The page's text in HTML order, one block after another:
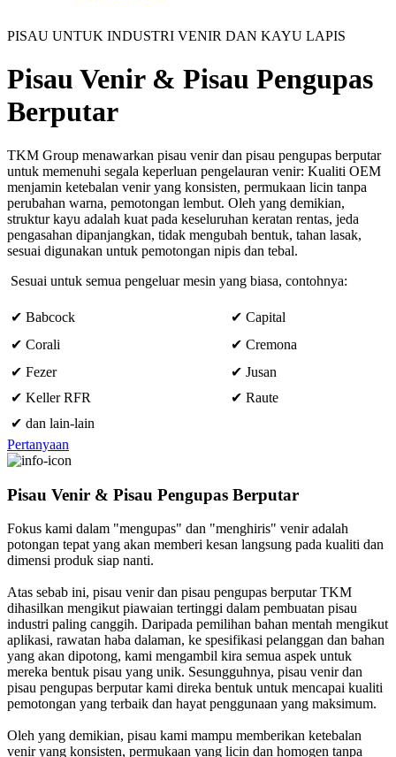
PISAU UNTUK INDUSTRI VENIR DAN KAYU LAPIS
Pisau Venir & Pisau Pengupas
Berputar
TKM Group menawarkan pisau venir dan pisau pengupas berputar
untuk memenuhi segala keperluan pengelauran venir: Kualiti OEM
menjamin ketebalan venir yang konsisten, permukaan licin tanpa
perubahan warna, pemotongan lembut. Oleh yang demikian,
struktur kayu adalah kuat pada keseluruhan keratan rentas, jeda
pengasahan dipanjangkan, tidak mengubah bentuk, tahan lasak,
sesuai digunakan untuk pemotongan nipis dan tebal.
Sesuai untuk semua pengeluar mesin yang biasa, contohnya:
✔ Babcock
✔ Capital
✔ Corali
✔ Cremona
✔ Fezer
✔ Jusan
✔ Keller RFR
✔ Raute
✔ dan lain-lain
Pertanyaan
Pisau Venir & Pisau Pengupas Berputar
Fokus kami dalam "mengupas" dan "menghiris" venir adalah
potongan tepat yang akan memberi kesan langsung pada kualiti dan
dimensi produk siap nanti.
Atas sebab ini, pisau venir dan pisau pengupas berputar TKM
dihasilkan mengikut piawaian tertinggi dalam pembuatan pisau
industri paling canggih. Daripada pemilihan bahan mentah mengikut
aplikasi, rawatan haba dalaman, ke spesifikasi pelanggan dan bahan
yang akan dipotong, kami mengambil kira semua aspek untuk
mereka bentuk pisau yang unik. Sesungguhnya, pisau venir dan
pisau pengupas berputar kami direka bentuk untuk mencapai kualiti
pemotongan yang terbaik dan hayat penggunaan yang maksimum.
Oleh yang demikian, pisau kami mampu memberikan ketebalan
venir yang konsisten, permukaan yang licin dan homogen tanpa